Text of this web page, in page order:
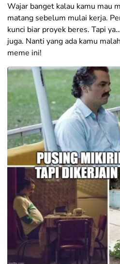
Wajar banget kalau kamu mau
matang sebelum mulai kerja.
kunci biar proyek beres. Tapi
juga. Nanti yang ada kamu
meme ini!